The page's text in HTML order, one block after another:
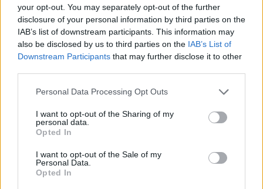
your opt-out. You may separately opt-out of the further
disclosure of your personal information by third parties on the
IAB’s list of downstream participants. This information may
also be disclosed by us to third parties on the IAB’s List of
Downstream Participants that may further disclose it to other
Personal Data Processing Opt Outs
I want to opt-out of the Sharing of my
personal data.
Opted In
I want to opt-out of the Sale of my
Personal Data.
Opted In
Nepřenášejte raky jinam.
Dobře míněná pomoc za
nízkých průtoků jim může
ublížit
modrofialový pozůstatek
středohoří a Lužických
horách, dostane speciální
reklama